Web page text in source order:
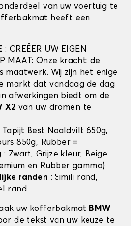
van uw voertuig te
heeft een
: CREËER UW EIGEN
MAAT: Onze kracht: de
maatwerk. Wij zijn het enige
markt dat vandaag de dag
afwerkingen biedt om de
X2 van uw dromen te
Tapijt Best Naaldvilt 650g,
850g, Rubber =
: Zwart, Grijze kleur, Beige
en Rubber gamma)
randen : Simili rand,
rand
uw kofferbakmat BMW
de tekst van uw keuze te